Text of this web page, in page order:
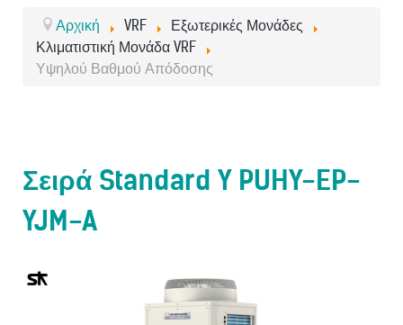
Αρχική VRF
Εξωτερικές Μονάδες
Κλιματιστική Μονάδα VRF
Υψηλού Βαθμού Απόδοσης
Σειρά Standard Y PUHY-EP-
YJM-A